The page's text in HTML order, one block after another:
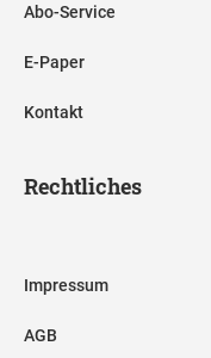
Abo-Service
E-Paper
Kontakt
Rechtliches
Impressum
AGB